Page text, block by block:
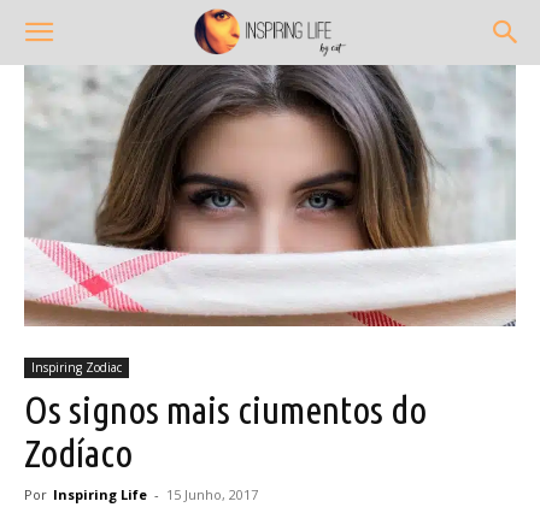
Inspiring Zodiac
Os signos mais ciumentos do
Zodíaco
Por Inspiring Life - 15 Junho, 2017